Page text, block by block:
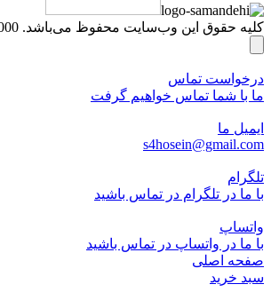
کلیه حقوق این وب‌سایت محفوظ می‌باشد. 2000-2026
درخواست تماس
ما با شما تماس خواهیم گرفت
ایمیل ما
s4hosein@gmail.com
تلگرام
با ما در تلگرام در تماس باشید
واتساپ
با ما در واتساپ در تماس باشید
صفحه اصلی
سبد خرید